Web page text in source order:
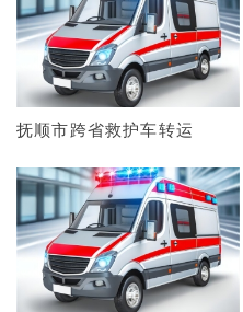
抚顺市跨省救护车转运